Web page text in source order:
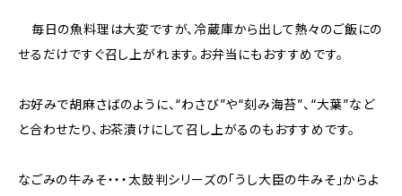
毎日の魚料理は大変ですが、冷蔵庫から出して熱々のご飯にの
せるだけですぐ召し上がれます。お弁当にもおすすめです。
お好みで胡麻さばのように、“わさび”や“刻み海苔”、“大葉”など
と合わせたり、お茶漬けにして召し上がるのもおすすめです。
なごみの牛みそ・・・太鼓判シリーズの「うし大臣の牛みそ」からよ